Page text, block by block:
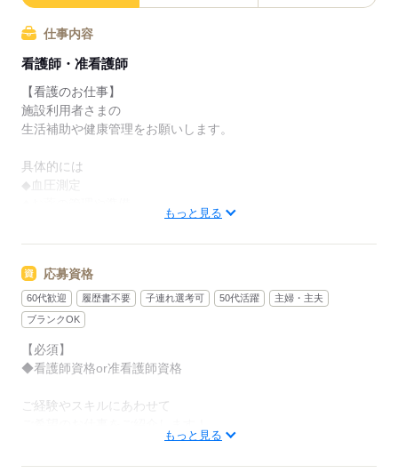
仕事内容
看護師・准看護師
【看護のお仕事】
施設利用者さまの
生活補助や健康管理をお願いします。
具体的には
◆血圧測定
◆発疹やケガなどの処置
などをお任せします。
注射などの医療行為はないので、
ご安心ください！
見学後に「合わないな」と思ったら断ってOK。
職場見学は何度でもできるので、
見学にはキャリアの担当者も
もっと見る
応募資格
60代歓迎 履歴書不要 子連れ選考可 50代活躍
主婦・主夫
ブランクOK
【必須】
◆看護師資格or准看護師資格
ご経験やスキルにあわせて
不安なことはすぐキャリアの担当者にご相談を。
もっと見る